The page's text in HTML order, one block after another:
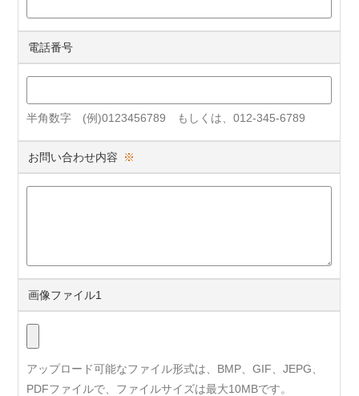
電話番号
半角数字 (例)0123456789 もしくは、012-345-6789
お問い合わせ内容 ※
画像ファイル1
アップロード可能なファイル形式は、BMP、GIF、JEPG、
PDFファイルで、ファイルサイズは最大10MBです。